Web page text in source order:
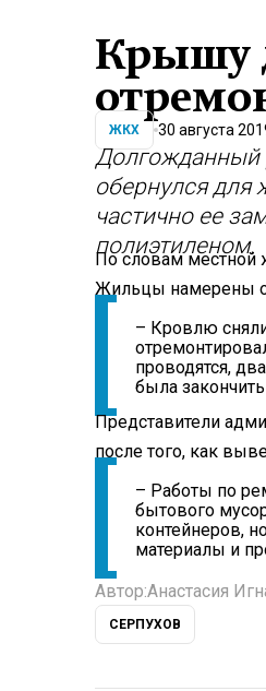
Крышу
ЖКХ 30 августа
Долгожданный
обернулся для
частично ее
полиэтиленом.
По словам местной
Жильцы намерены
– Кровлю
проводятся,
была
Представители
после того, как
– Работы по
бытового
контейнеров,
материалы и
Автор:Анастасия
СЕРПУХОВ